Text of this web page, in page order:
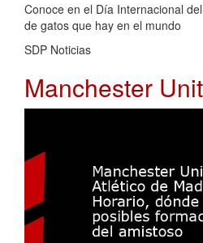
Conoce en el Día Internacional
de gatos que hay en el mundo
SDP Noticias
Manchester